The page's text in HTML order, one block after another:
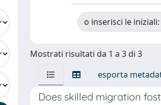
o inserisci le iniziali:
Mostrati risultati da 1 a 3 di 3
esporta
Does skilled migration